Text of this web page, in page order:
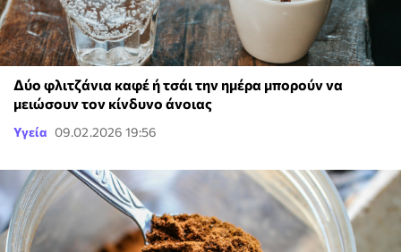
Δύο φλιτζάνια καφέ ή τσάι την ημέρα μπορούν να
μειώσουν τον κίνδυνο άνοιας
Υγεία 09.02.2026 19:56